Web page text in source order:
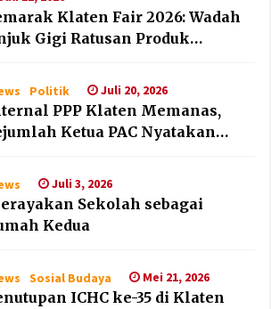
Klaten Fair 2026: Wadah
Gigi Ratusan Produk
Politik Juli 20, 2026
PPP Klaten Memanas,
Ketua PAC Nyatakan
Juli 3, 2026
Sekolah sebagai
Kedua
Sosial Budaya Mei 21, 2026
ICHC ke-35 di Klaten